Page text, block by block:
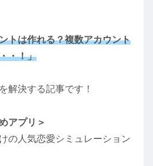
トは作れる？複数アカウント
・！」
解決する記事です！
アプリ＞
の人気恋愛シミュレーション